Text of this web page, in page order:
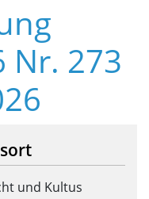
Nr. 273
und Kultus